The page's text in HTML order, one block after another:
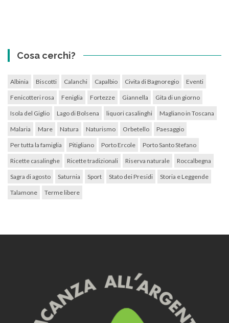
Cosa cerchi?
Albinia Biscotti Calanchi Capalbio Civita di Bagnoregio Eventi
Fenicotteri rosa Feniglia Fortezze Giannella Gita di un giorno
Isola del Giglio Lago di Bolsena liquori casalinghi Magliano in Toscana
Malaria Mare Natura Naturismo Orbetello Paesaggio
Per tutta la famiglia Pitigliano Porto Ercole Porto Santo Stefano
Ricette casalinghe Ricette tradizionali Riserva naturale Roccalbegna
Sagra di agosto Saturnia Sport Stato dei Presidi Storia e Leggende
Talamone Terme libere